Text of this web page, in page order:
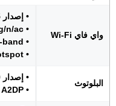
واي فاي Wi-Fi
• إصدار Wi-Fi 5
• b/g/n/ac
• Dual-band
• Hotspot نقطة الاتصال
البلوتوث
• إصدار 5.0
• A2DP